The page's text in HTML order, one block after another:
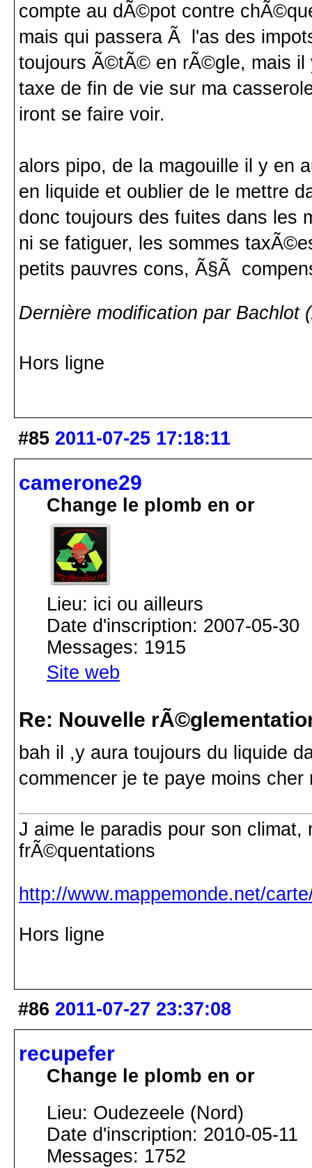
compte au dÃ©pot contre
mais qui passera Ã l'as des
toujours Ã©tÃ© en rÃ©gle, mais il
taxe de fin de vie sur ma
iront se faire voir.
alors pipo, de la magouille il y en
en liquide et oublier de le mettre
donc toujours des fuites dans les
ni se fatiguer, les sommes
petits pauvres cons, Ã§Ã
Dernière modification par Bachlot
Hors ligne
#85 2011-07-25 17:18:11
camerone29
Change le plomb en or
Lieu: ici ou ailleurs
Date d'inscription: 2007-05-30
Messages: 1915
Site web
Re: Nouvelle
bah il ,y aura toujours du liquide
commencer je te paye moins
J aime le paradis pour son
frÃ©quentations
http://www.mappemonde.net/
Hors ligne
#86 2011-07-27 23:37:08
recupefer
Change le plomb en or
Lieu: Oudezeele (Nord)
Date d'inscription: 2010-05-11
Messages: 1752